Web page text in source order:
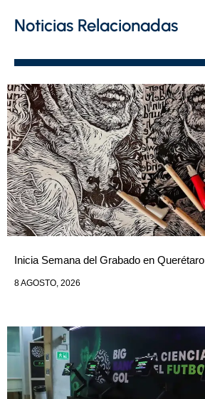
Noticias Relacionadas
Inicia Semana del Grabado en Querétaro
8 AGOSTO, 2026